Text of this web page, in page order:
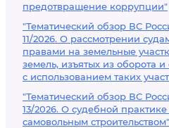
предотвращение коррупции"
"Тематический обзор ВС
11/2026. О рассмотрении
правами на земельные
земель, изъятых из оборота
с использованием таких
"Тематический обзор ВС
13/2026. О судебной
самовольным строительством"